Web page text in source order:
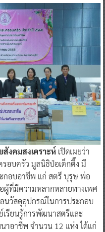
งคมสงเคราะห์เปิดเผยว่า
รอบครัว มูลนิธิป่อเต็กตึ๊ง มี
กอบอาชีพ แก่ สตรี บุรุษ พ่อ
ผู้ที่มีความหลากหลายทางเพศ
นวัสดุอุปกรณ์ในการประกอบ
เรียนรู้การพัฒนาสตรีและ
อาชีพ จำนวน 12 แห่ง ได้แก่